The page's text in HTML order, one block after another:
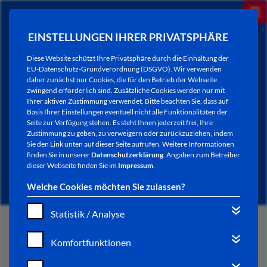
EINSTELLUNGEN IHRER PRIVATSPHÄRE
Diese Website schützt Ihre Privatsphäre durch die Einhaltung der
EU-Datenschutz-Grundverordnung (DSGVO). Wir verwenden
daher zunächst nur Cookies, die für den Betrieb der Webseite
zwingend erforderlich sind. Zusätzliche Cookies werden nur mit
Ihrer aktiven Zustimmung verwendet. Bitte beachten Sie, dass auf
Basis Ihrer Einstellungen eventuell nicht alle Funktionalitäten der
Seite zur Verfügung stehen. Es steht Ihnen jederzeit frei, Ihre
Zustimmung zu geben, zu verweigern oder zurückzuziehen, indem
Sie den Link unten auf dieser Seite aufrufen. Weitere Informationen
finden Sie in unsererDatenschutzerklärung. Angaben zum Betreiber
dieser Webseite finden Sie im Impressum.
Welche Cookies möchten Sie zulassen?
Statistik / Analyse
Komfortfunktionen
HESSENTAG 2019
START